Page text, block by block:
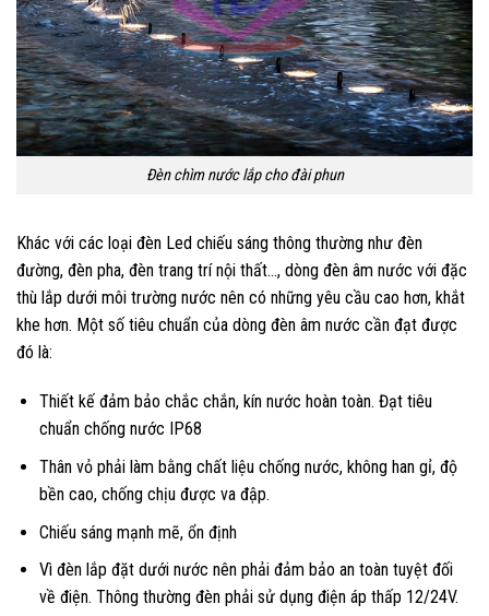
Đèn chìm nước lắp cho đài phun
Khác với các loại đèn Led chiếu sáng thông thường như đèn
đường, đèn pha, đèn trang trí nội thất…, dòng đèn âm nước với đặc
thù lắp dưới môi trường nước nên có những yêu cầu cao hơn, khắt
khe hơn. Một số tiêu chuẩn của dòng đèn âm nước cần đạt được
đó là:
Thiết kế đảm bảo chắc chắn, kín nước hoàn toàn. Đạt tiêu
chuẩn chống nước IP68
Thân vỏ phải làm bằng chất liệu chống nước, không han gỉ, độ
bền cao, chống chịu được va đập.
Chiếu sáng mạnh mẽ, ổn định
Vì đèn lắp đặt dưới nước nên phải đảm bảo an toàn tuyệt đối
về điện. Thông thường đèn phải sử dụng điện áp thấp 12/24V.